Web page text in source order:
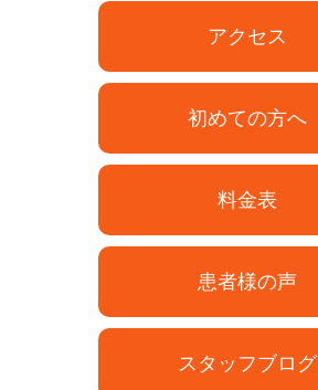
アクセス
初めての方へ
料金表
患者様の声
スタッフブログ